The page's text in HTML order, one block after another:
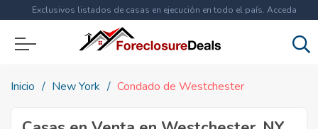
Exclusivos listados de casas en ejecución en todo el país. Acceda
ahora a
Inicio New York Condado de Westchester